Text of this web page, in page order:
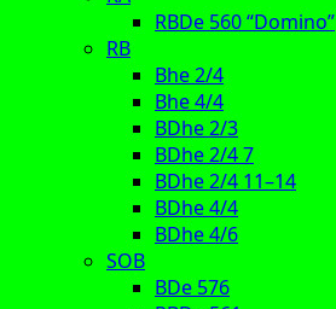
RBDe 560 “Domino”
RB
Bhe 2/4
Bhe 4/4
BDhe 2/3
BDhe 2/4 7
BDhe 2/4 11–14
BDhe 4/4
BDhe 4/6
SOB
BDe 576